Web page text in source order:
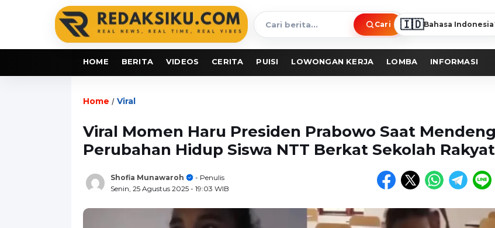
Cari
berita
Cari 🇮🇩Bahasa Indonesia
HOME BERITA VIDEOS CERITA PUISI LOWONGAN KERJA LOMBA INFORMASI
Home / Viral
Viral Momen Haru Presiden Prabowo Saat
Perubahan Hidup Siswa NTT Berkat Sekolah Rakyat
Shofia Munawaroh
- Penulis
Senin, 25 Agustus 2025 - 19:03 WIB